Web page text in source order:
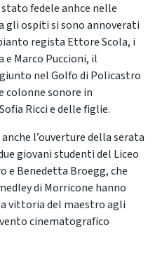
fedele anhce nelle
gli ospiti si sono annoverati
regista Ettore Scola, i
Marco Puccioni, il
nel Golfo di Policastro
colonne sonore in
Ricci e delle figlie.
l’ouverture della serata
giovani studenti del Liceo
e Benedetta Broegg, che
di Morricone hanno
vittoria del maestro agli
cinematografico